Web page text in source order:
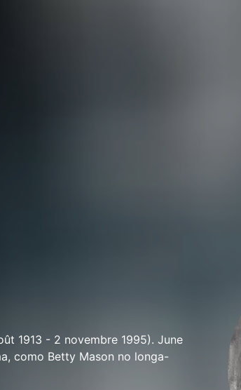
1913 - 2 novembre 1995). June
como Betty Mason no longa-